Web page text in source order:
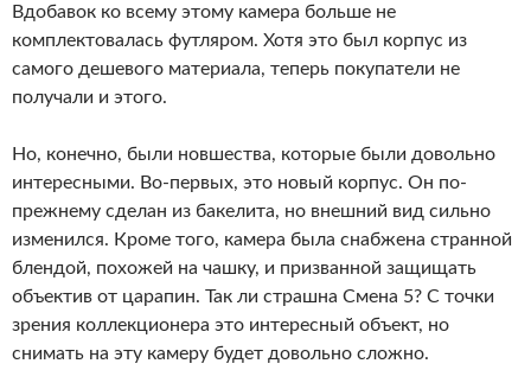
Вдобавок ко всему этому камера больше не
комплектовалась футляром. Хотя это был корпус из
самого дешевого материала, теперь покупатели не
получали и этого.
Но, конечно, были новшества, которые были довольно
интересными. Во-первых, это новый корпус. Он по-
прежнему сделан из бакелита, но внешний вид сильно
изменился. Кроме того, камера была снабжена странной
блендой, похожей на чашку, и призванной защищать
объектив от царапин. Так ли страшна Смена 5? С точки
зрения коллекционера это интересный объект, но
снимать на эту камеру будет довольно сложно.